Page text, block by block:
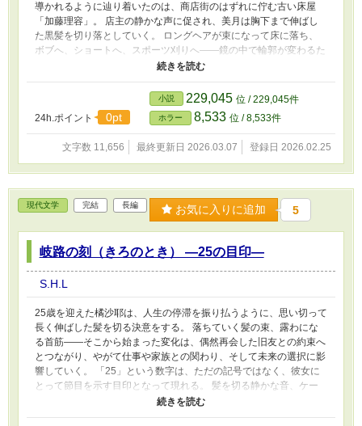
導かれるように辿り着いたのは、商店街のはずれに佇む古い床屋
「加藤理容」。 店主の静かな声に促され、美月は胸下まで伸ばし
た黒髪を切り落としていく。 ロングヘアが束になって床に落ち、
ボブへ、ショートへ、スポーツ刈りへ――鏡の中で輪郭が変わるた
び、背後には“長い髪の女”の影が濃くなる。 「あなたの髪の中に、
もう一人いる」 バリカンの振動、散り積もる短い毛、剃刀が頭皮
を滑る冷たい音。 ついにスキンヘッドになったとき、床にあった
はずの黒い山は消え、代わりに美月の記憶の底が割れていく。 髪
が結ぶのは、過去と罪。 そして、返すべきものは――髪だけなの
か。 床屋の鈴が鳴るたび、あなたの「持ち物」だったはずの身体
が、少しずつ他人のものになっていく。 静かな恐怖と、皮膚の感
覚まで迫る断髪のホラー。
24h.ポイント 0pt
小説 229,045 位 / 229,045件
ホラー 8,533 位 / 8,533件
文字数 11,656 最終更新日 2026.03.07 登録日 2026.02.25
現代文学 完結 長編 お気に入りに追加 5
岐路の刻（きろのとき） ―25の目印―
S.H.L
25歳を迎えた橘沙耶は、人生の停滞を振り払うように、思い切って
長く伸ばした髪を切る決意をする。 落ちていく髪の束、露わにな
る首筋――そこから始まった変化は、偶然再会した旧友との約束へ
とつながり、やがて仕事や家族との関わり、そして未来の選択に影
響していく。 「25」という数字は、ただの記号ではなく、彼女に
とって節目を示す目印となって現れる。 髪を切る静かな音、ケー
プに積もる黒い雪、二十五階から見下ろす街の灯り――そのすべて
が、人生の岐路を照らす。 切り離すことでしか見えない未来を描